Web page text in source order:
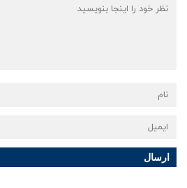
ارسال